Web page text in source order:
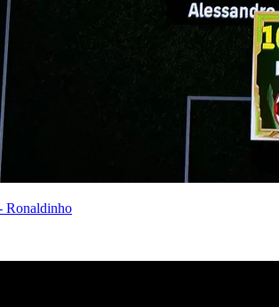
Ronaldinho